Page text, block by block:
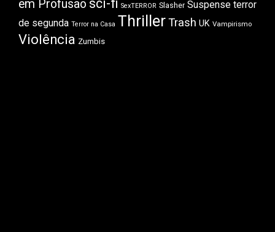
em Profusão sci-fi SexTERROR Slasher Suspense terror
de segunda Terror na Casa ThrillerTrash UK Vampirismo
Violência Zumbis